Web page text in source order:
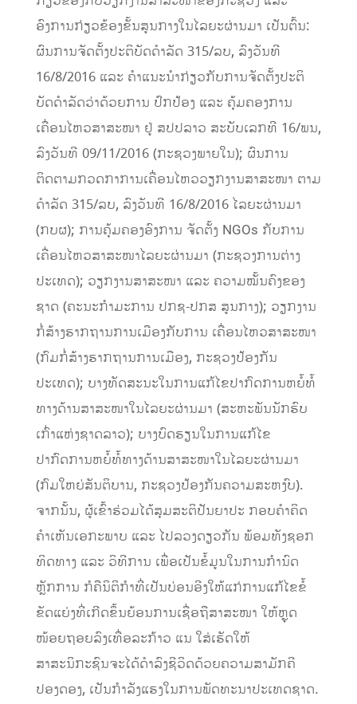
ອົງການກ່ຽວຂ້ອງຂັ້ນສູນກາງໃນໄລຍະຜ່ານມາ ເປັນຕົ້ນ:
ຜົນການຈັດຕັ້ງປະຕິບັດດໍາລັດ 315/ລບ, ລົງວັນທີ
16/8/2016 ແລະ ຄໍາແນະນໍາກ່ຽວກັບການຈັດຕັ້ງປະຕິ
ບັດດໍາລັດວ່າດ້ວຍການ ປົກປ້ອງ ແລະ ຄຸ້ມຄອງການ
ເຄື່ອນໄຫວສາສະໜາ ຢູ່ ສປປລາວ ສະບັບເລກທີ 16/ພນ,
ລົງວັນທີ 09/11/2016 (ກະຊວງພາຍໃນ); ຜົນການ
ຕິດຕາມກວດກາການເຄື່ອນໄຫວວຽກງານສາສະໜາ ຕາມ
ດຳລັດ 315/ລບ, ລົງວັນທີ 16/8/2016 ໄລຍະຜ່ານມາ
(ກບຜ); ການຄຸ້ມຄອງອົງການ ຈັດຕັ້ງ NGOs ກັບການ
ເຄື່ອນໄຫວສາສະໜາໄລຍະຜ່ານມາ (ກະຊວງການຕ່າງ
ປະເທດ); ວຽກງານສາສະໜາ ແລະ ຄວາມໝັ້ນຄົງຂອງ
ຊາດ (ຄະນະກຳມະການ ປກຊ-ປກສ ສູນກາງ); ວຽກງານ
ກໍ່ສ້າງຮາກຖານການເມືອງກັບການ ເຄື່ອນໄຫວສາສະໜາ
(ກົມກໍ່ສ້າງຮາກຖານການເມືອງ, ກະຊວງປ້ອງກັນ
ປະເທດ); ບາງທັດສະນະໃນການແກ້ໄຂປາກົດການຫຍໍ້ທໍ້
ທາງດ້ານສາສະໜາໃນໄລຍະຜ່ານມາ (ສະຫະພັນນັກຮົບ
ເກົ່າແຫ່ງຊາດລາວ); ບາງບົດຮຽນໃນການແກ້ໄຂ
ປາກົດການຫຍໍ້ທໍ້ທາງດ້ານສາສະໜາໃນໄລຍະຜ່ານມາ
(ກົມໃຫຍ່ສັນຕິບານ, ກະຊວງປ້ອງກັນຄວາມສະຫງົບ).
ຈາກນັ້ນ, ຜູ້ເຂົ້າຮ່ວມໄດ້ສຸມສະຕິປັນຍາປະ ກອບຄໍາຄິດ
ຄໍາເຫັນເອກະພາບ ແລະ ໄປລວງດຽວກັນ ພ້ອມທັງຊອກ
ທິດທາງ ແລະ ວິທີການ ເພື່ອເປັນຂໍ້ມູນໃນການກໍານົດ
ຫຼັກການ ກໍຄືນິຕິກໍາທີ່ເປັນບ່ອນອີງໃຫ້ແກ່ການແກ້ໄຂຂໍ້
ຂັດແຍ່ງທີ່ເກີດຂຶ້ນຍ້ອນການເຊື່ອຖືສາສະໜາ ໃຫ້ຫຼຸດ
ໜ້ອຍຖອຍລົງເທື່ອລະກ້າວ ແນ ໃສ່ເຮັດໃຫ້
ສາສະນິກະຊົນຈະໄດ້ດໍາລົງຊີວິດດ້ວຍຄວາມສາມັກຄີ
ປອງດອງ, ເປັນກໍາລັງແຮງໃນການພັດທະນາປະເທດຊາດ.